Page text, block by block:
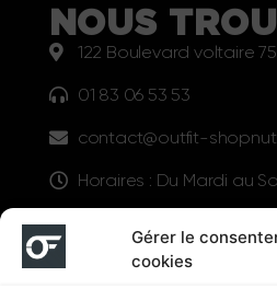
Gérer le
cookies
NOUS
122 Boulevard voltaire
01 83 06 53 53
contact@outfit-
Horaires : Du Mardi au
LIENS